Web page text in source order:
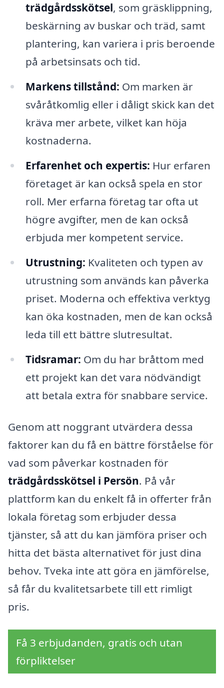
trädgårdsskötsel, som gräsklippning,
beskärning av buskar och träd, samt
plantering, kan variera i pris beroende
på arbetsinsats och tid.
Markens tillstånd: Om marken är
svåråtkomlig eller i dåligt skick kan det
kräva mer arbete, vilket kan höja
kostnaderna.
Erfarenhet och expertis: Hur erfaren
företaget är kan också spela en stor
roll. Mer erfarna företag tar ofta ut
högre avgifter, men de kan också
erbjuda mer kompetent service.
Utrustning: Kvaliteten och typen av
utrustning som används kan påverka
priset. Moderna och effektiva verktyg
kan öka kostnaden, men de kan också
leda till ett bättre slutresultat.
Tidsramar: Om du har bråttom med
ett projekt kan det vara nödvändigt
att betala extra för snabbare service.
Genom att noggrant utvärdera dessa
faktorer kan du få en bättre förståelse för
vad som påverkar kostnaden för
trädgårdsskötsel i Persön. På vår
plattform kan du enkelt få in offerter från
lokala företag som erbjuder dessa
tjänster, så att du kan jämföra priser och
hitta det bästa alternativet för just dina
behov. Tveka inte att göra en jämförelse,
så får du kvalitetsarbete till ett rimligt
pris.
Få 3 erbjudanden, gratis och utan
förpliktelser